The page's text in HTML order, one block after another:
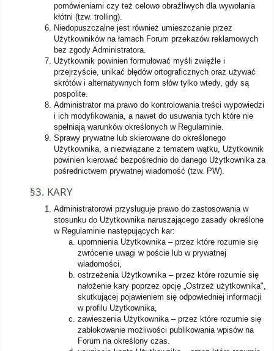
pomówieniami czy też celowo obraźliwych dla wywołania
kłótni (tzw. trolling).
Niedopuszczalne jest również umieszczanie przez
Użytkowników na łamach Forum przekazów reklamowych
bez zgody Administratora.
Użytkownik powinien formułować myśli zwięźle i
przejrzyście, unikać błędów ortograficznych oraz używać
skrótów i alternatywnych form słów tylko wtedy, gdy są
pospolite.
Administrator ma prawo do kontrolowania treści wypowiedzi
i ich modyfikowania, a nawet do usuwania tych które nie
spełniają warunków określonych w Regulaminie.
Sprawy prywatne lub skierowane do określonego
Użytkownika, a niezwiązane z tematem wątku, Użytkownik
powinien kierować bezpośrednio do danego Użytkownika za
pośrednictwem prywatnej wiadomość (tzw. PW).
§3. KARY
Administratorowi przysługuje prawo do zastosowania w
stosunku do Użytkownika naruszającego zasady określone
w Regulaminie następujących kar:
upomnienia Użytkownika – przez które rozumie się
zwrócenie uwagi w poście lub w prywatnej
wiadomości,
ostrzeżenia Użytkownika – przez które rozumie się
nałożenie kary poprzez opcję „Ostrzeż użytkownika",
skutkującej pojawieniem się odpowiedniej informacji
w profilu Użytkownika,
zawieszenia Użytkownika – przez które rozumie się
zablokowanie możliwości publikowania wpisów na
Forum na określony czas.